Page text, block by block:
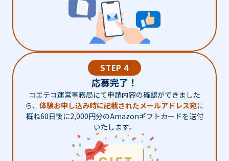
STEP 4
応募完了！
コエテコ運営事務局にて申請内容の確認ができました
ら、 体験お申し込み時に記載されたメールアドレス宛に
概ね60日後に2,000円分のAmazonギフトカードを送付
いたします。